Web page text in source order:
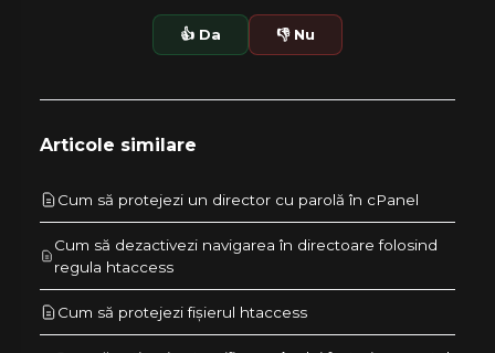
👍 Da 👎 Nu
Articole similare
Cum să protejezi un director cu parolă în cPanel
Cum să dezactivezi navigarea în directoare folosind
regula htaccess
Cum să protejezi fișierul htaccess